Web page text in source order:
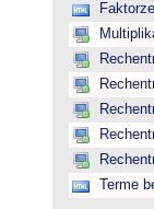
Terme